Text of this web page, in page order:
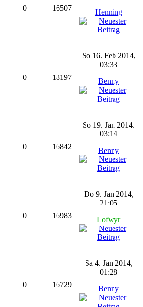
0 16507
Henning
0 18197
So 16. Feb 2014,
03:33
Benny
0 16842
So 19. Jan 2014,
03:14
Benny
0 16983
Do 9. Jan 2014,
21:05
Lofwyr
0 16729
Sa 4. Jan 2014,
01:28
Benny